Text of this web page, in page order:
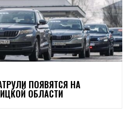
ПОЯВЯТСЯ НА
ОБЛАСТИ